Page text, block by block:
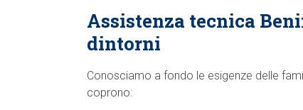
Assistenza tecnica
dintorni
Conosciamo a fondo le esigenze delle
coprono: